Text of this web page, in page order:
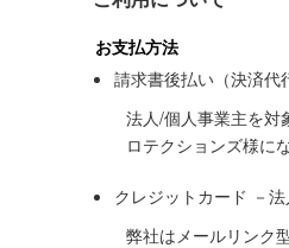
お支払方法
請求書後払い（決済代
法人/個人事業主を対
ロテクションズ様に
クレジットカード －
弊社はメールリンク